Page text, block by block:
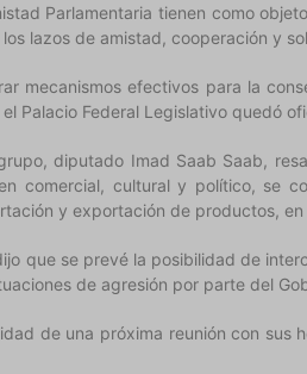
Parlamentaria tienen como
lazos de amistad, cooperación y
mecanismos efectivos para la
Palacio Federal Legislativo quedó
diputado Imad Saab Saab,
comercial, cultural y político, se
y exportación de productos,
que se prevé la posibilidad de
de agresión por parte del
de una próxima reunión con sus